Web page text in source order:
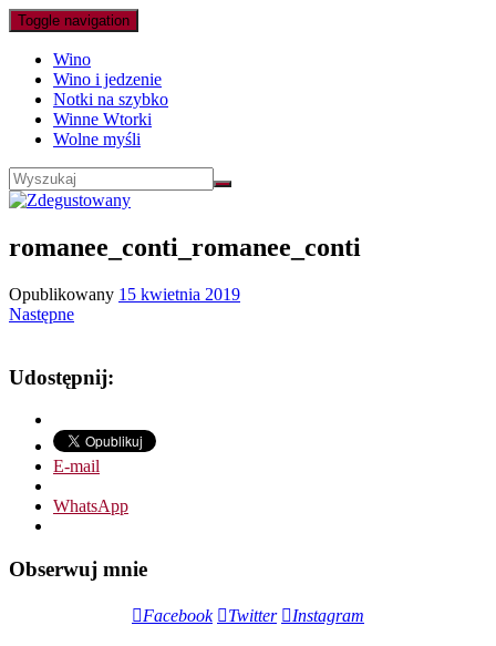
Toggle navigation
Wino
Wino i jedzenie
Notki na szybko
Winne Wtorki
Wolne myśli
romanee_conti_romanee_conti
Opublikowany 15 kwietnia 2019
Następne
Udostępnij:
E-mail
WhatsApp
Obserwuj mnie
Facebook Twitter Instagram